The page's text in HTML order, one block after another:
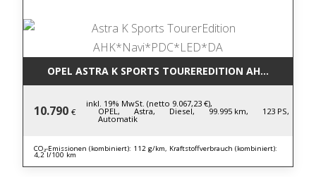
OPEL ASTRA K SPORTS TOUREREDITION
10.790 €
inkl. 19% MwSt. (netto 9.067,23 €),
OPEL, Astra, Diesel, 99.995 km, 123 PS,
Automatik
CO₂-Emissionen (kombiniert): 112 g/km, Kraftstoffverbrauch (kombiniert):
4,2 l/100 km